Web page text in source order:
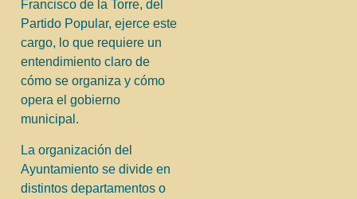
Francisco de la Torre, del
Partido Popular, ejerce este
cargo, lo que requiere un
entendimiento claro de
cómo se organiza y cómo
opera el gobierno
municipal.
La organización del
Ayuntamiento se divide en
distintos departamentos o